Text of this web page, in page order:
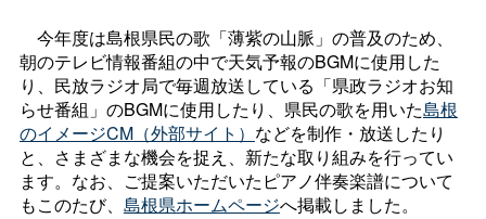
今年度は島根県民の歌「薄紫の山脈」の普及のため、
朝のテレビ情報番組の中で天気予報のBGMに使用した
り、民放ラジオ局で毎週放送している「県政ラジオお知
らせ番組」のBGMに使用したり、県民の歌を用いた島根
のイメージCM（外部サイト） などを制作・放送したり
と、さまざまな機会を捉え、新たな取り組みを行ってい
ます。なお、ご提案いただいたピアノ伴奏楽譜について
もこのたび、 島根県ホームページへ掲載しました。